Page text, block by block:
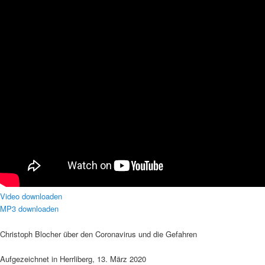
Video downloaden
MP3 downloaden
Christoph Blocher über den Coronavirus und die Gefahren
Aufgezeichnet in Herrliberg, 13. März 2020